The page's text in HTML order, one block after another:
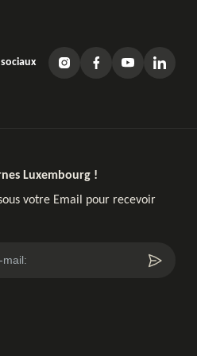
Luxembourg !
votre Email pour recevoir